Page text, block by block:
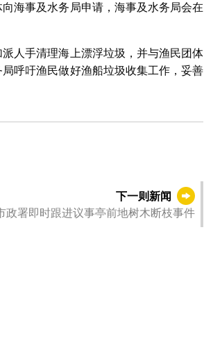
海事及水务局申请，海事及水务局会在
人手清理海上漂浮垃圾，并与渔民团体
呼吁渔民做好渔船垃圾收集工作，妥善
下一则新闻
政署即时跟进议事亭前地树木断枝事件